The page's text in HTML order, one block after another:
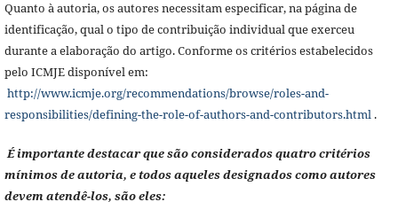
Quanto à autoria, os autores necessitam especificar, na página de
identificação, qual o tipo de contribuição individual que exerceu
durante a elaboração do artigo. Conforme os critérios estabelecidos
pelo ICMJE disponível em:
http://www.icmje.org/recommendations/browse/roles-and-
responsibilities/defining-the-role-of-authors-and-contributors.html.
É importante destacar que são considerados quatro critérios
mínimos de autoria, e todos aqueles designados como autores
devem atendê-los, são eles: